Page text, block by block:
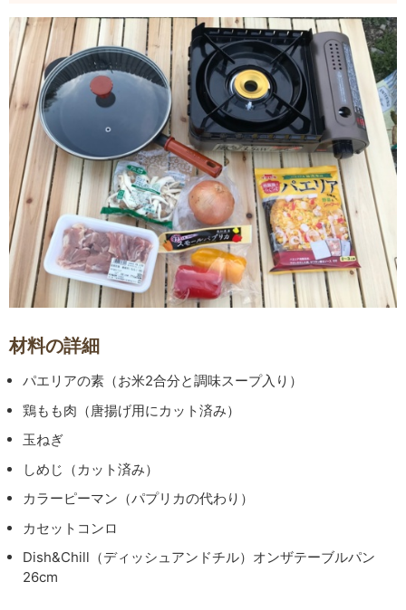
材料の詳細
パエリアの素（お米2合分と調味スープ入り）
鶏もも肉（唐揚げ用にカット済み）
玉ねぎ
しめじ（カット済み）
カラーピーマン（パプリカの代わり）
カセットコンロ
Dish&Chill（ディッシュアンドチル）オンザテーブルパン
26cm